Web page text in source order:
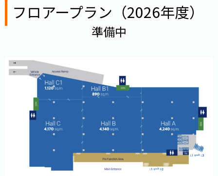
フロアープラン（2026年度）
準備中